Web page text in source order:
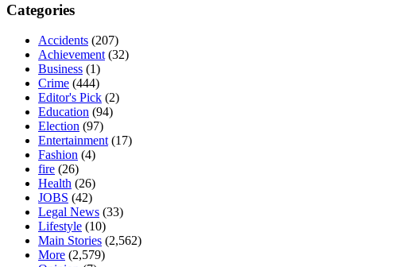
Categories
Accidents (207)
Achievement (32)
Business (1)
Crime (444)
Editor's Pick (2)
Education (94)
Election (97)
Entertainment (17)
Fashion (4)
fire (26)
Health (26)
JOBS (42)
Legal News (33)
Lifestyle (10)
Main Stories (2,562)
More (2,579)